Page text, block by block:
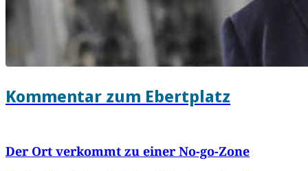
Kommentar zum Ebertplatz
Der Ort verkommt zu einer No-go-Zone